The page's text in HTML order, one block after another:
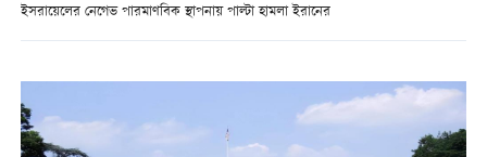
ইসরায়েলের নেগেভ পারমাণবিক স্থাপনায় পাল্টা হামলা ইরানের